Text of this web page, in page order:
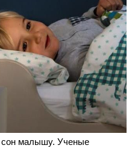
сон малышу. Ученые